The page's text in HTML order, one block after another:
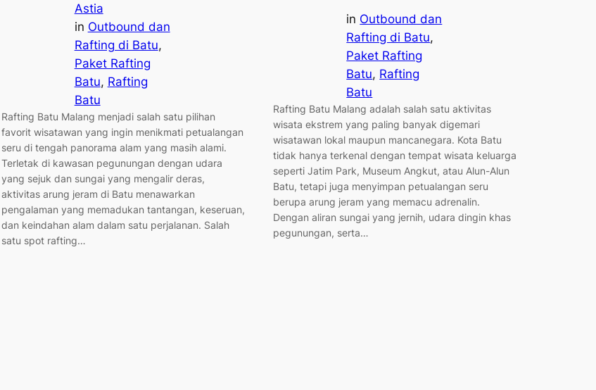
Astia
in Outbound dan
Rafting di Batu
Paket Rafting
Batu, Rafting
Batu
Rafting Batu Malang menjadi salah satu pilihan
favorit wisatawan yang ingin menikmati petualangan
seru di tengah panorama alam yang masih alami.
Terletak di kawasan pegunungan dengan udara
yang sejuk dan sungai yang mengalir deras,
aktivitas arung jeram di Batu menawarkan
pengalaman yang memadukan tantangan, keseruan,
dan keindahan alam dalam satu perjalanan. Salah
satu spot rafting…
in Outbound dan
Rafting di Batu
Paket Rafting
Batu, Rafting
Batu
Rafting Batu Malang adalah salah satu aktivitas
wisata ekstrem yang paling banyak digemari
wisatawan lokal maupun mancanegara. Kota Batu
tidak hanya terkenal dengan tempat wisata keluarga
seperti Jatim Park, Museum Angkut, atau Alun-Alun
Batu, tetapi juga menyimpan petualangan seru
berupa arung jeram yang memacu adrenalin.
Dengan aliran sungai yang jernih, udara dingin khas
pegunungan, serta…